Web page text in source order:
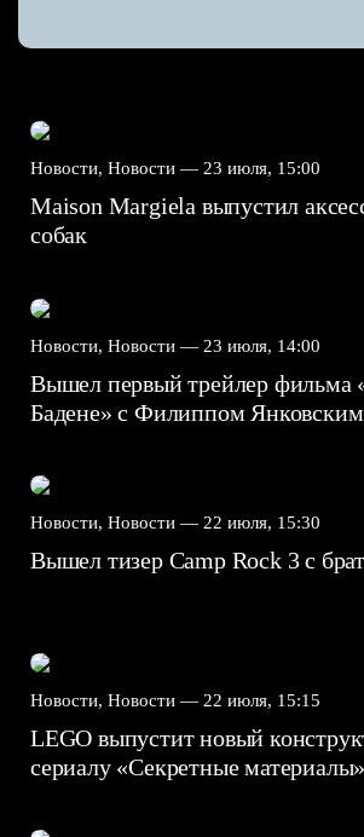
Новости, Новости — 23 июля, 15:00
Maison Margiela выпустил
собак
Новости, Новости — 23 июля, 14:00
Вышел первый трейлер фильма
Бадене» с Филиппом Янковским
Новости, Новости — 22 июля, 15:30
Вышел тизер Camp Rock 3 с
Новости, Новости — 22 июля, 15:15
LEGO выпустит новый
сериалу «Секретные материалы»